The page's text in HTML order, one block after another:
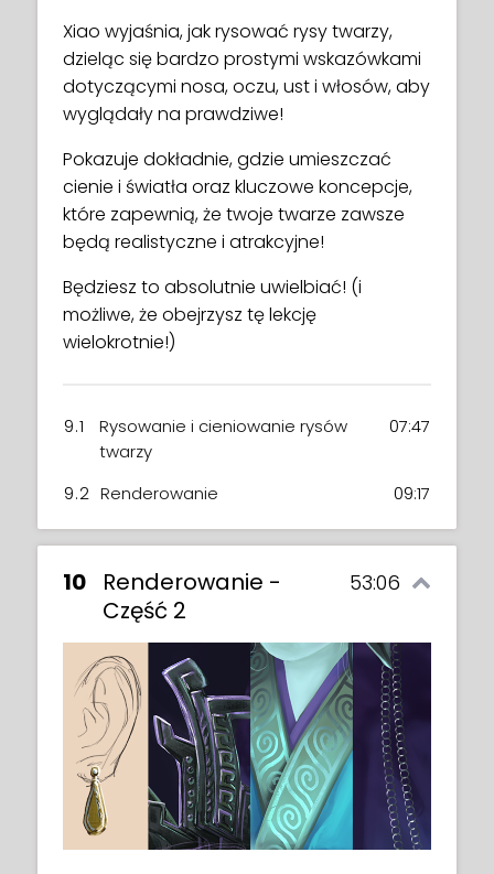
Xiao wyjaśnia, jak rysować rysy twarzy,
dzieląc się bardzo prostymi wskazówkami
dotyczącymi nosa, oczu, ust i włosów, aby
wyglądały na prawdziwe!
Pokazuje dokładnie, gdzie umieszczać
cienie i światła oraz kluczowe koncepcje,
które zapewnią, że twoje twarze zawsze
będą realistyczne i atrakcyjne!
Będziesz to absolutnie uwielbiać! (i
możliwe, że obejrzysz tę lekcję
wielokrotnie!)
9.1
Rysowanie i cieniowanie rysów
twarzy
07:47
9.2 Renderowanie 09:17
10
Renderowanie -
Część 2
53:06